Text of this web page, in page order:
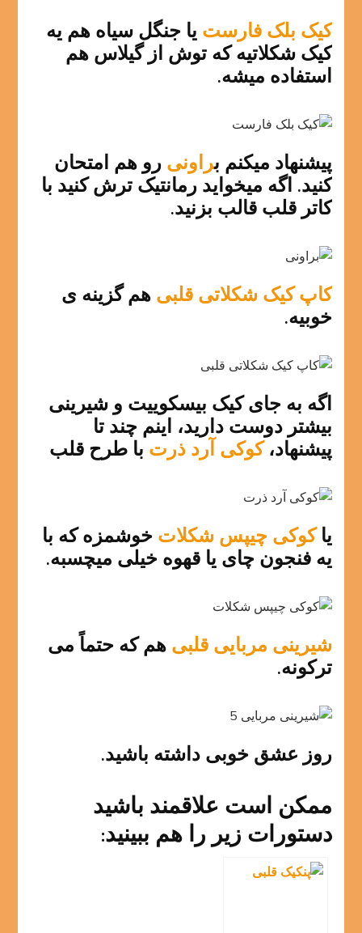
کیک بلک فارست یا جنگل سیاه هم یه
کیک شکلاتیه که توش از گیلاس هم
استفاده میشه.
پیشنهاد میکنم براونی رو هم امتحان
کنید. اگه میخواید رمانتیک ترش کنید با
کاتر قلب قالب بزنید.
کاپ کیک شکلاتی قلبی هم گزینه ی
خوبیه.
اگه به جای کیک بیسکوییت و شیرینی
بیشتر دوست دارید، اینم چند تا
پیشنهاد،کوکی آرد ذرت با طرح قلب
یاکوکی چیپس شکلات خوشمزه که با
یه فنجون چای یا قهوه خیلی میچسبه.
شیرینی مربایی قلبی هم که حتماً می
ترکونه.
روز عشق خوبی داشته باشید.
ممکن است علاقمند باشید
دستورات زیر را هم ببینید: